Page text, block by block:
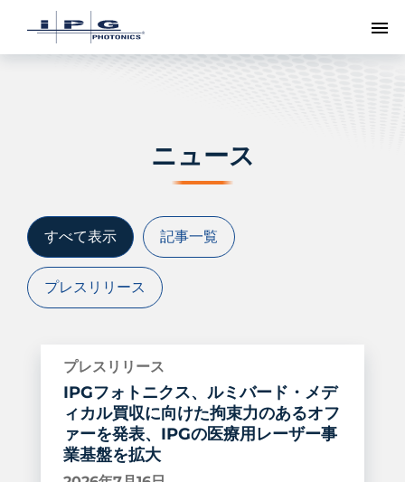
ト
ニュース
すべて表示 記事一覧
プレスリリース
プレスリリース
IPGフォトニクス、ルミバード・メデ
ィカル買収に向けた拘束力のあるオフ
ァーを発表、IPGの医療用レーザー事
業基盤を拡大